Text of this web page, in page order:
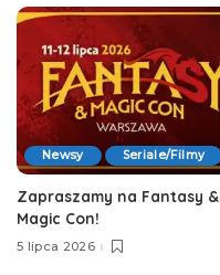
Newsy Seriale/Filmy
Zapraszamy na Fantasy &
Magic Con!
5 lipca 2026